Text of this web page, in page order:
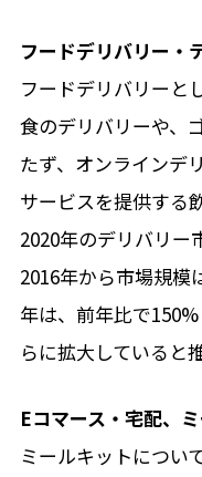
フードデリバリー・
フードデリバリーと
食のデリバリーや、
たず、オンラインデ
サービスを提供する
2020年のデリバリー
2016年から市場規模
年は、前年比で
らに拡大していると
Eコマース・宅配、
ミールキットについ